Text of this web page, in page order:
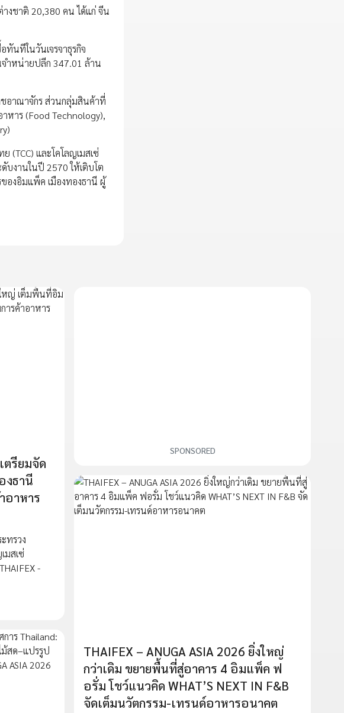
างชาติ 20,380 คน ได้แก่ จีน
นทีในวันเจรจาธุรกิจ
ำหน่ายปลีก 347.01 ล้าน
ชอาณาจักร ส่วนกลุ่มสินค้าที่
าหาร (Food Technology),
(TCC) และโคโลญเมสเซ่
บงานในปี 2570 ให้เติบโต
องอิมแพ็ค เมืองทองธานี ผู้
ตรียมจัด
งธานี
อาหาร
ทรวง
มสเซ่
-
SPONSORED
THAIFEX – ANUGA ASIA 2026 ยิ่งใหญ่
กว่าเดิม ขยายพื้นที่สู่อาคาร 4 อิมแพ็ค ฟ
อรั่ม โชว์แนวคิด WHAT’S NEXT IN F&B
จัดเต็มนวัตกรรม-เทรนด์อาหารอนาคต